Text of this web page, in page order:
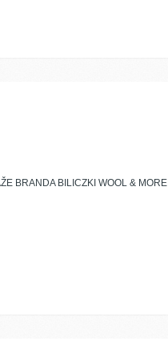
BRANDA BILICZKI WOOL & MORE